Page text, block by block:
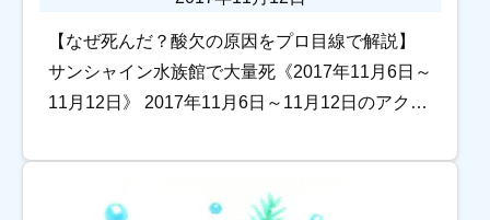
【なぜ死んだ？酸欠の原因をプロ目線で解説】
サンシャイン水族館で大量死《2017年11月6日～
11月12日》 2017年11月6日～11月12日のアクア
す。 滝のあるアクアテラリ […]